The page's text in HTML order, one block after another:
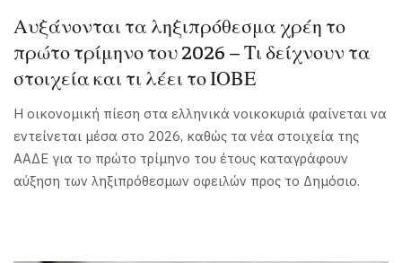
Αυξάνονται τα ληξιπρόθεσμα χρέη το
πρώτο τρίμηνο του 2026 – Τι δείχνουν τα
στοιχεία και τι λέει το ΙΟΒΕ
Η οικονομική πίεση στα ελληνικά νοικοκυριά φαίνεται να
εντείνεται μέσα στο 2026, καθώς τα νέα στοιχεία της
ΑΑΔΕ για το πρώτο τρίμηνο του έτους καταγράφουν
αύξηση των ληξιπρόθεσμων οφειλών προς το Δημόσιο.